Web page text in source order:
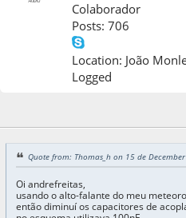
Colaborador
Posts: 706
Location: João
Logged
Quote from: Thomas_h on 15 de
Oi andrefreitas,
usando o alto-falante do meu
então diminuí os capacitores de